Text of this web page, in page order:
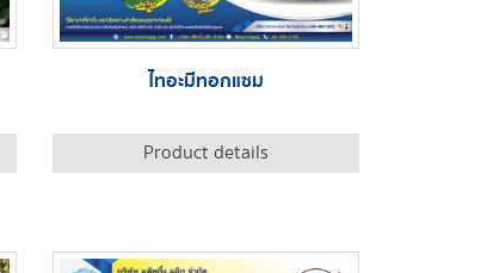
ไทอะมีทอกแซม
Product details